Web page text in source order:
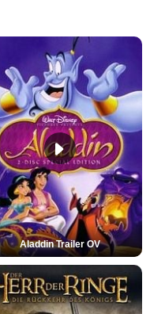
Aladdin Trailer OV